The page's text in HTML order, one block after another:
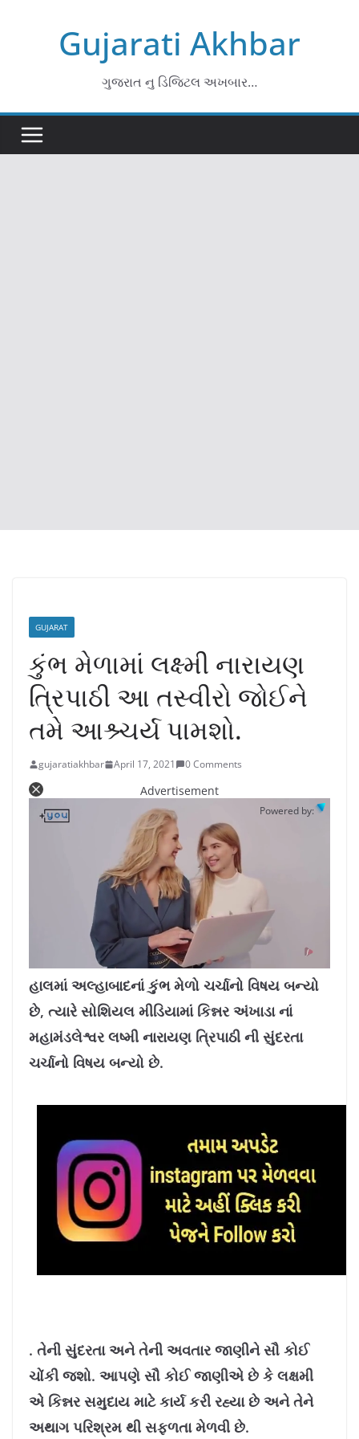
Gujarati Akhbar
ગુજરાત નુ ડિજિટલ અખબાર…
GUJARAT
કુંભ મેળામાં લક્ષ્મી નારાયણ
ત્રિપાઠી આ તસ્વીરો જોઈને
તમે આશ્ર્ચર્ય પામશો.
gujaratiakhbar April 17, 2021 0 Comments
Advertisement
Powered by:
n
m
u
t
L
e
:
6
6
4
હાલમાં અલ્હાબાદનાં કુંભ મેળો ચર્ચાનો વિષય બન્યો
છે, ત્યારે સોશિયલ મીડિયામાં કિન્નર અંખાડા નાં
મહામંડલેશ્વર લષ્મી નારાયણ ત્રિપાઠી ની સુંદરતા
ચર્ચાનો વિષય બન્યો છે.
. તેની સુંદરતા અને તેની અવતાર જાણીને સૌ કોઈ
ચોંકી જશો. આપણે સૌ કોઈ જાણીએ છે કે લક્ષમી
એ કિન્નર સમુદાય માટે કાર્ય કરી રહ્યા છે અને તેને
અથાગ પરિશ્રમ થી સફળતા મેળવી છે.